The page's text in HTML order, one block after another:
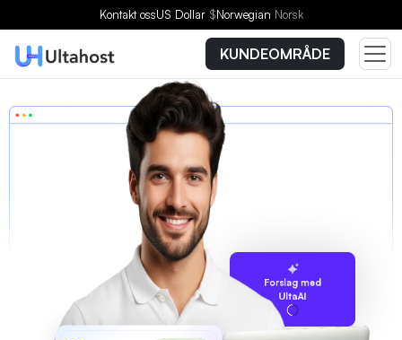
Kontakt ossUS Dollar $Norwegian Norsk
KUNDEOMRÅDE
Forslag med
UltaAI